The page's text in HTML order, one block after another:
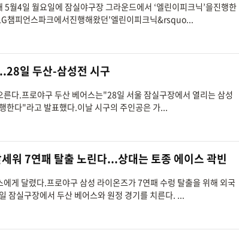
월4일 월요일에 잠실야구장 그라운드에서 ‘엘린이피크닉’을진행한
챔피언스파크에서진행해왔던'엘린이피크닉&rsquo...
일 두산-삼성전 시구
다.프로야구 두산 베어스는"28일 서울 잠실구장에서 열리는 삼성
한다"라고 발표했다.이날 시구의 주인공은 가...
워 7연패 탈출 노린다...상대는 토종 에이스 곽빈
게 달렸다.프로야구 삼성 라이온즈가 7연패 수렁 탈출을 위해 외국
잠실구장에서 두산 베어스와 원정 경기를 치른다. ...